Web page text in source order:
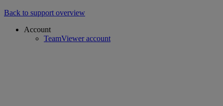
Back to support overview
Account
TeamViewer account